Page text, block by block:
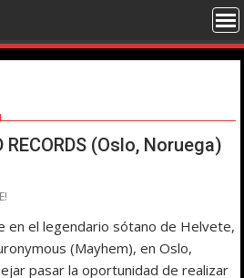
RECORDS (Oslo, Noruega)
en el legendario sótano de Helvete,
(Mayhem), en Oslo,
pasar la oportunidad de realizar